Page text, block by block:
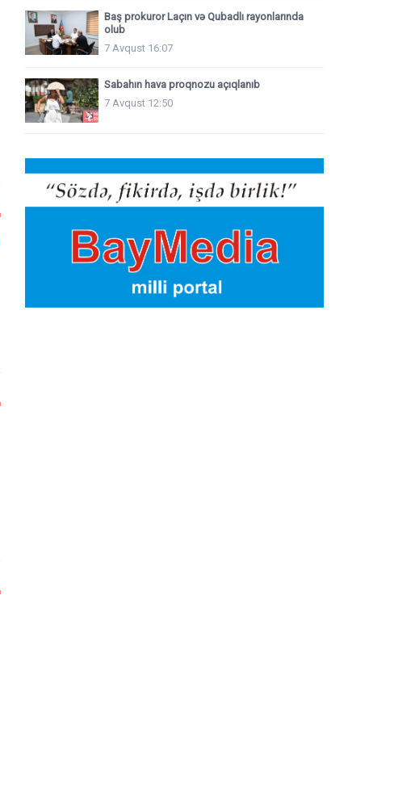
Baş prokuror Laçın və Qubadlı rayonlarında
olub
7 Avqust 16:07
Sabahın hava proqnozu açıqlanıb
7 Avqust 12:50